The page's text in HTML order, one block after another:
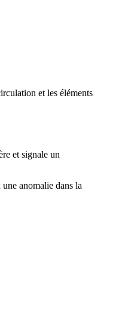
et les éléments
et signale un
anomalie dans la